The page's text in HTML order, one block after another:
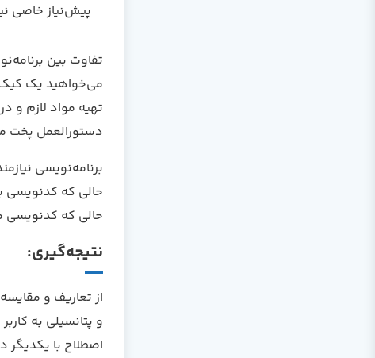
پیش‌نیاز خاصی
تفاوت بین
می‌خواهید یک کیک
تهیه مواد لازم و
دستورالعمل
برنامه‌نویسی
حالی که کدنویسی
حالی که کدنویسی
نتیجه‌گیری:
از تعاریف و
و پتانسیلی به
اصطلاح با یکدیگر